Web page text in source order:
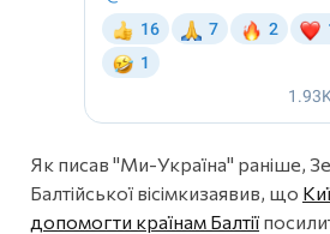
Як писав "Ми-Україна" раніше,
Балтійської вісімкизаявив, що
допомогти країнам Балтії